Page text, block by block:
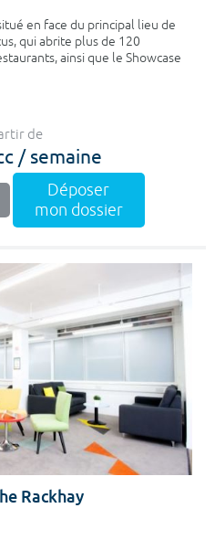
en face du principal lieu de
qui abrite plus de 120
ainsi que le Showcase
de
/ semaine
Déposer
mon dossier
Rackhay